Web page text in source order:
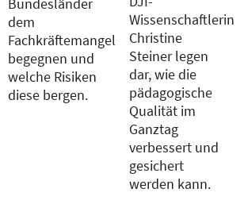
dem
Fachkräftemangel
begegnen und
welche Risiken
diese bergen.
Wissenschaftlerin
Christine
Steiner legen
dar, wie die
pädagogische
Qualität im
Ganztag
verbessert und
gesichert
werden kann.